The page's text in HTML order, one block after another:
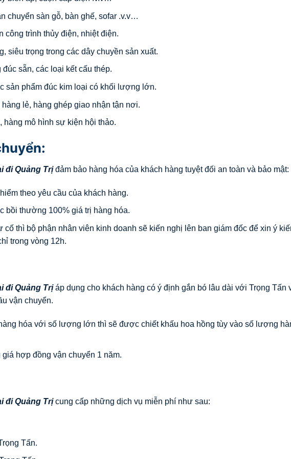
chuyển sàn gỗ, bàn ghế, sofar .v.v…
công trình thủy điện, nhiệt điện.
siêu trọng trong các dây chuyền sản xuất.
sẵn, các loại kết cấu thép.
sản phẩm đúc kim loại có khối lượng lớn.
lẻ, hàng ghép giao nhận tận nơi.
hàng mô hình sự kiện hội thảo.
điQuảng Trịđảm bảo hàng hóa của khách hàng tuyệt đối an toàn và bảo mật:
theo yêu cầu của khách hàng.
bồi thường 100% giá trị hàng hóa.
cố thì bộ phận nhân viên kinh doanh sẽ kiến nghị lên ban giám đốc để xin ý
trong vòng 12h.
điQuảng Trịáp dụng cho khách hàng có ý định gắn bó lâu dài với Trọng Tấn
vận chuyển.
hóa với số lượng lớn thì sẽ được chiết khấu hoa hồng tùy vào số lượng
hợp đồng vận chuyển 1 năm.
điQuảng Trịcung cấp những dịch vụ miễn phí như sau:
Tấn.